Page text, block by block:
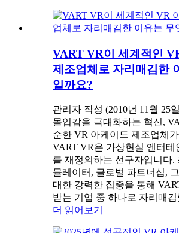
VART VR이 세계적인
제조업체로 자리매김한
일까요?
관리자 작성 (2010년 11월 25
몰입감을 극대화하는 혁신,
순한 VR 아케이드 제조업체
VART VR은 가상현실 엔터테
를 재정의하는 선구자입니다.
뮬레이터, 글로벌 파트너십,
대한 강력한 집중을 통해
받는 기업 중 하나로 자리매
더 읽어보기